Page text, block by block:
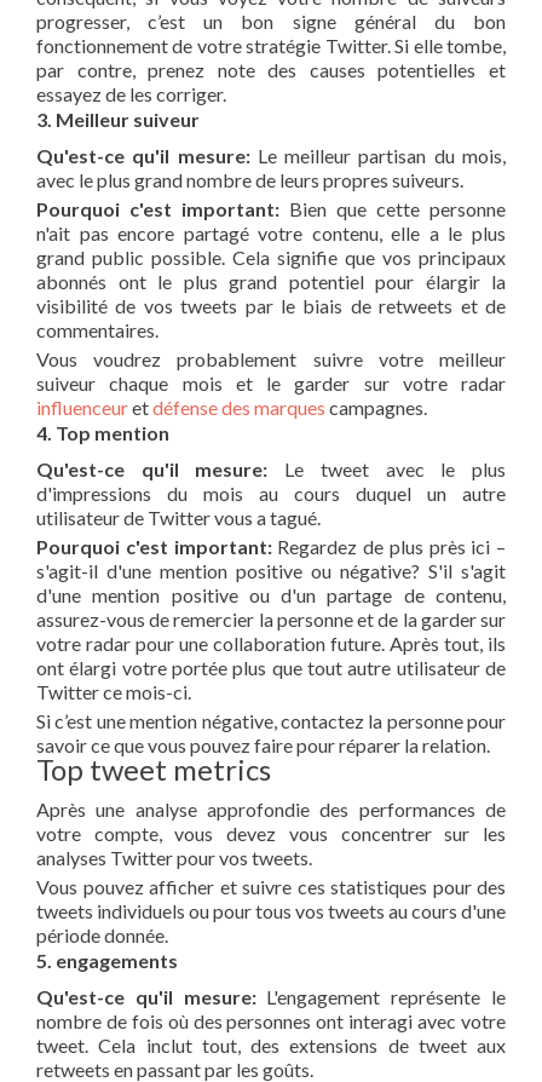
progresser, c’est un bon signe général du bon
fonctionnement de votre stratégie Twitter. Si elle tombe,
par contre, prenez note des causes potentielles et
essayez de les corriger.
3. Meilleur suiveur
Qu'est-ce qu'il mesure:Le meilleur partisan du mois,
avec le plus grand nombre de leurs propres suiveurs.
Pourquoi c'est important: Bien que cette personne
n'ait pas encore partagé votre contenu, elle a le plus
grand public possible. Cela signifie que vos principaux
abonnés ont le plus grand potentiel pour élargir la
visibilité de vos tweets par le biais de retweets et de
commentaires.
Vous voudrez probablement suivre votre meilleur
suiveur chaque mois et le garder sur votre radar
influenceuretdéfense des marques campagnes.
4. Top mention
Qu'est-ce qu'il mesure: Le tweet avec le plus
d'impressions du mois au cours duquel un autre
utilisateur de Twitter vous a tagué.
Pourquoi c'est important:Regardez de plus près ici –
s'agit-il d'une mention positive ou négative? S'il s'agit
d'une mention positive ou d'un partage de contenu,
assurez-vous de remercier la personne et de la garder sur
votre radar pour une collaboration future. Après tout, ils
ont élargi votre portée plus que tout autre utilisateur de
Twitter ce mois-ci.
Si c’est une mention négative, contactez la personne pour
savoir ce que vous pouvez faire pour réparer la relation.
Top tweet metrics
Après une analyse approfondie des performances de
votre compte, vous devez vous concentrer sur les
analyses Twitter pour vos tweets.
Vous pouvez afficher et suivre ces statistiques pour des
tweets individuels ou pour tous vos tweets au cours d'une
période donnée.
5. engagements
Qu'est-ce qu'il mesure:L'engagement représente le
nombre de fois où des personnes ont interagi avec votre
tweet. Cela inclut tout, des extensions de tweet aux
retweets en passant par les goûts.